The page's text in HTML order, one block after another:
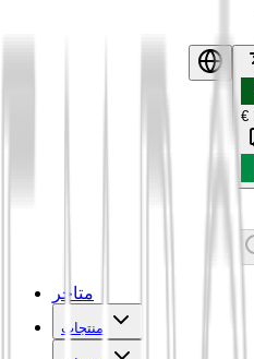
€
متاجر
منتجات